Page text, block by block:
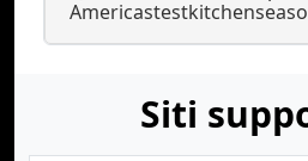
Siti